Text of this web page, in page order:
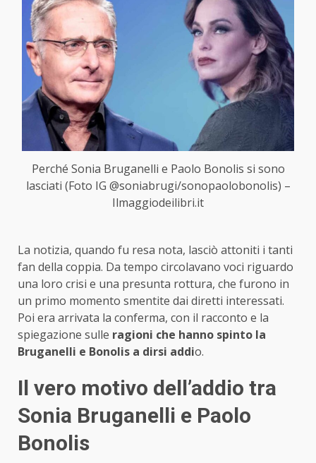
Perché Sonia Bruganelli e Paolo Bonolis si sono
lasciati (Foto IG @soniabrugi/sonopaolobonolis) –
Ilmaggiodeilibri.it
La notizia, quando fu resa nota, lasciò attoniti i tanti
fan della coppia. Da tempo circolavano voci riguardo
una loro crisi e una presunta rottura, che furono in
un primo momento smentite dai diretti interessati.
Poi era arrivata la conferma, con il racconto e la
spiegazione sulle ragioni che hanno spinto la
Bruganelli e Bonolis a dirsi addio.
Il vero motivo dell’addio tra
Sonia Bruganelli e Paolo
Bonolis